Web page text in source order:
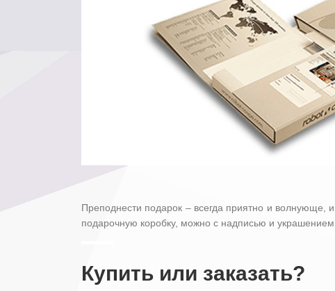
Преподнести подарок – всегда приятно и волнующе,
подарочную коробку, можно с надписью и
Купить или заказать?